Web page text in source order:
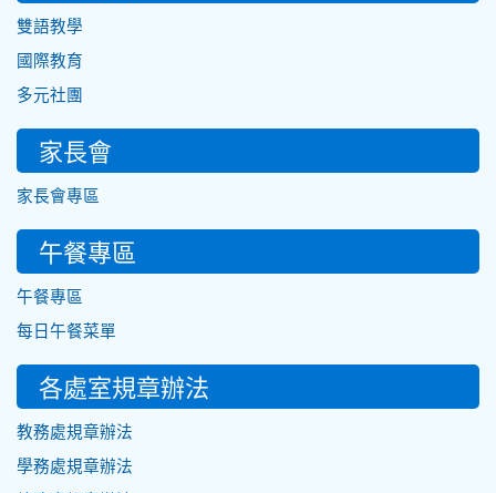
雙語教學
國際教育
多元社團
家長會
家長會專區
午餐專區
午餐專區
每日午餐菜單
各處室規章辦法
教務處規章辦法
學務處規章辦法